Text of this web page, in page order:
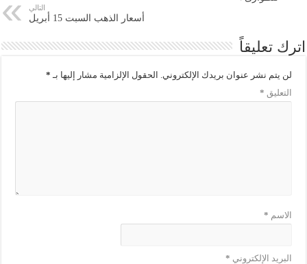
التالي
أسعار الذهب السبت 15 أبريل
اترك تعليقاً
لن يتم نشر عنوان بريدك الإلكتروني. الحقول الإلزامية مشار إليها بـ *
التعليق *
الاسم *
البريد الإلكتروني *